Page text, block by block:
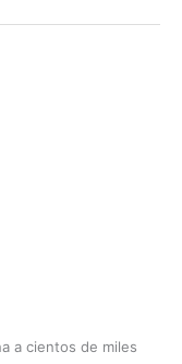
a cientos de miles